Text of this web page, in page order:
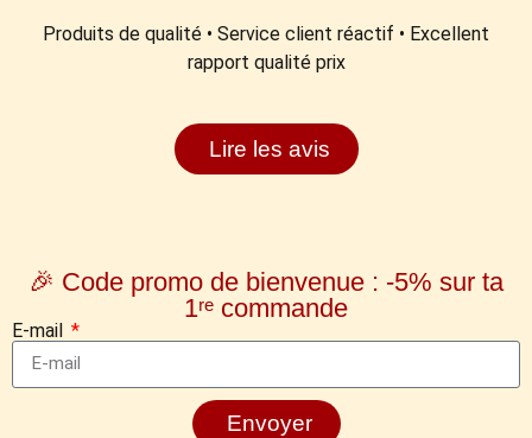
Produits de qualité • Service client réactif • Excellent
rapport qualité prix
Lire les avis
🎉 Code promo de bienvenue : -5% sur ta
1ʳᵉ commande
E-mail
Envoyer